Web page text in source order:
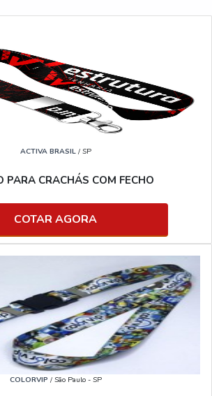
o fornecedor selecione uma ou mais
ACTIVA BRASIL / SP
PARA CRACHÁS COM FECHO
COTAR AGORA
COLORVIP / São Paulo - SP